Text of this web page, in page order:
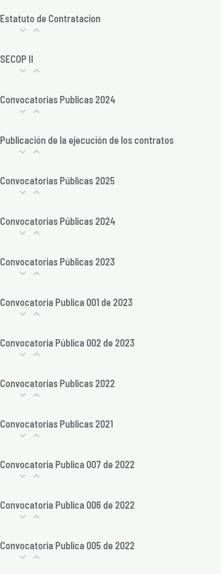
Estatuto de Contratacion
SECOP II
Convocatorias Publicas 2024
Publicación de la ejecución de los contratos
Convocatorias Públicas 2025
Convocatorias Públicas 2024
Convocatorias Públicas 2023
Convocatoria Publica 001 de 2023
Convocatoria Pública 002 de 2023
Convocatorias Publicas 2022
Convocatorias Publicas 2021
Convocatoria Publica 007 de 2022
Convocatoria Publica 006 de 2022
Convocatoria Publica 005 de 2022